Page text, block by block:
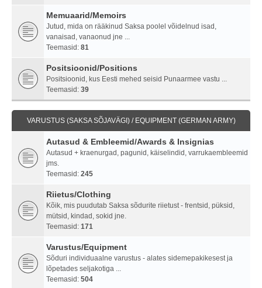
Memuaarid/Memoirs
Jutud, mida on rääkinud Saksa poolel võidelnud isad,
vanaisad, vanaonud jne ...
Teemasid: 81
Positsioonid/Positions
Positsioonid, kus Eesti mehed seisid Punaarmee vastu ...
Teemasid: 39
VARUSTUS (SAKSA SÕJAVÄGI) / EQUIPMENT (GERMAN ARMY)
Autasud & Embleemid/Awards & Insignias
Autasud + kraenurgad, pagunid, käiselindid, varrukaembleemid
jms.
Teemasid: 245
Riietus/Clothing
Kõik, mis puudutab Saksa sõdurite riietust - frentsid, püksid,
mütsid, kindad, sokid jne.
Teemasid: 171
Varustus/Equipment
Sõduri individuaalne varustus - alates sidemepakikesest ja
lõpetades seljakotiga ...
Teemasid: 504